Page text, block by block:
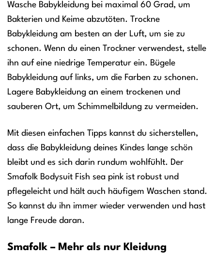
Wasche Babykleidung bei maximal 60 Grad, um
Bakterien und Keime abzutöten. Trockne
Babykleidung am besten an der Luft, um sie zu
schonen. Wenn du einen Trockner verwendest, stelle
ihn auf eine niedrige Temperatur ein. Bügele
Babykleidung auf links, um die Farben zu schonen.
Lagere Babykleidung an einem trockenen und
sauberen Ort, um Schimmelbildung zu vermeiden.
Mit diesen einfachen Tipps kannst du sicherstellen,
dass die Babykleidung deines Kindes lange schön
bleibt und es sich darin rundum wohlfühlt. Der
Smafolk Bodysuit Fish sea pink ist robust und
pflegeleicht und hält auch häufigem Waschen stand.
So kannst du ihn immer wieder verwenden und hast
lange Freude daran.
Smafolk – Mehr als nur Kleidung